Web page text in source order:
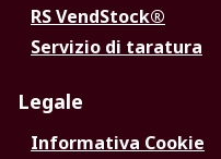
RS VendStock®
Servizio di taratura
Legale
Informativa Cookie